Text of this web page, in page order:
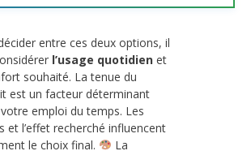
entre ces deux options, il
l’usage quotidien et
souhaité. La tenue du
est un facteur déterminant
emploi du temps. Les
et l’effet recherché influencent
le choix final.
La